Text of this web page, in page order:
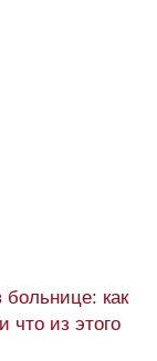
как
что из этого